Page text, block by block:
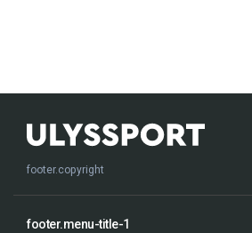
footer.copyright
footer.menu-title-1